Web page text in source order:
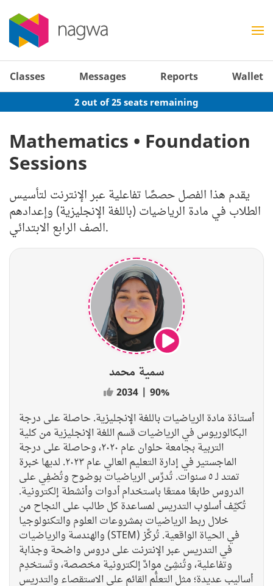
Classes Messages Reports Wallet
2 out of 25 seats remaining
Mathematics • Foundation
Sessions
يقدم هذا الفصل حصصًا تفاعلية عبر الإنترنت لتأسيس
الطلاب في مادة الرياضيات (باللغة الإنجليزية) وإعدادهم
الصف الرابع الابتدائي.
سمية محمد
2034 | 90%
أستاذة مادة الرياضيات باللغة الإنجليزية. حاصلة على درجة
البكالوريوس في الرياضيات قسم اللغة الإنجليزية من كلية
التربية بجامعة حلوان عام ٢٠٢٠، وحاصلة على درجة
الماجستير في إدارة التعليم العالي عام ٢٠٢٣. لديها خبرة
تمتد لـ ٥ سنوات. تُدرِّس الرياضيات بوضوح وتُضفِي على
الدروس طابعًا ممتعًا باستخدام أدوات وأنشطة إلكترونية.
تُكيِّف أسلوب التدريس لمساعدة كل طالب على النجاح من
خلال ربط الرياضيات بمشروعات العلوم والتكنولوجيا
والهندسة والرياضيات (STEM) في الحياة الواقعية. تُركِّز
في التدريس عبر الإنترنت على دروس واضحة وجذابة
وتفاعلية، وتُنشِئ موادَّ إلكترونية مخصصة، وتَستخدِم
أساليب عديدة؛ مثل التعلُّم القائم على الاستقصاء والتدريس